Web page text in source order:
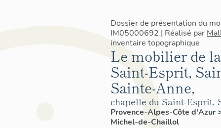
Dossier de présentation du
IM05000692 | Réalisé par
inventaire topographique
Le mobilier de
Saint-Esprit,
Sainte-Anne,
chapelle du Saint-Esprit,
Provence-Alpes-Côte d'Azur
Michel-de-Chaillol